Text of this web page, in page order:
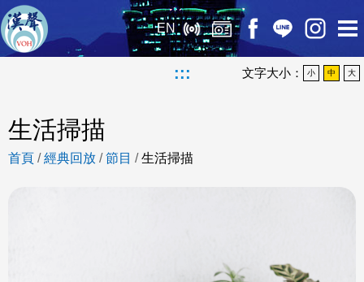
EN
::: 文字大小： 小 中 大
生活掃描
首頁 /經典回放 /節目 /生活掃描